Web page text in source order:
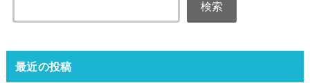
検索
最近の投稿